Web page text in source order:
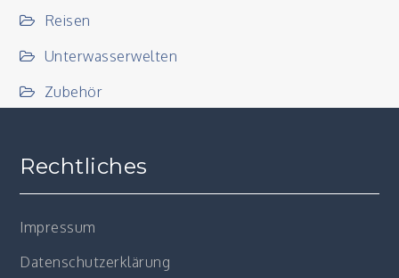
Reisen
Unterwasserwelten
Zubehör
Rechtliches
Impressum
Datenschutzerklärung